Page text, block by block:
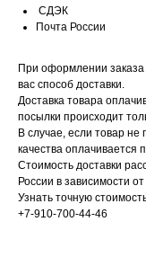
СДЭК
Почта России
При оформлении
вас способ доставки.
Доставка товара
посылки происходит
В случае, если товар
качества оплачивается
Стоимость доставки
России в зависимости
Узнать точную
+7-910-700-44-46